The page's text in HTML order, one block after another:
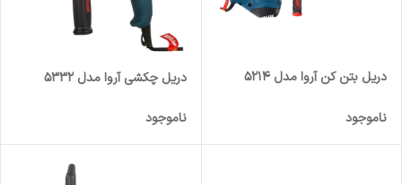
دریل بتن کن آروا مدل 5214
ناموجود
دریل چکشی آروا مدل 5332
ناموجود